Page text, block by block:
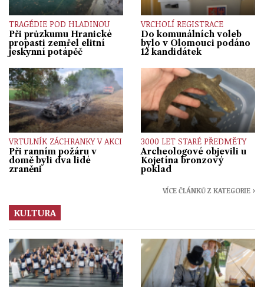
TRAGÉDIE POD HLADINOU
Při průzkumu Hranické
propasti zemřel elitní
jeskynní potápěč
VRCHOLÍ REGISTRACE
Do komunálních voleb
bylo v Olomouci podáno
12 kandidátek
VRTULNÍK ZÁCHRANKY V AKCI
Při ranním požáru v
domě byli dva lidé
zraněni
3000 LET STARÉ PŘEDMĚTY
Archeologové objevili u
Kojetína bronzový
poklad
VÍCE ČLÁNKŮ Z KATEGORIE ›
KULTURA